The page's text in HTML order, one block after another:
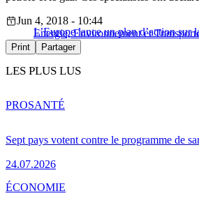
L’Europe lance un plan d’action sur
Jun 4, 2018 - 10:44
Energie, Environnement et Transport
Print Partager
LES PLUS LUS
Sept pays votent contre le programme de
24.07.2026
PROSANTÉ
ÉCONOMIE